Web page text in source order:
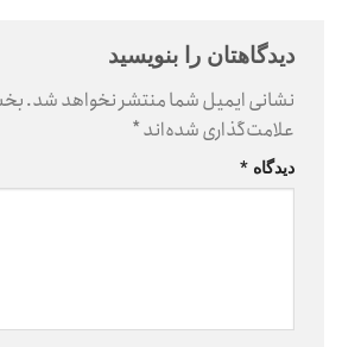
دیدگاهتان را بنویسید
نشانی ایمیل شما منتشر نخواهد شد.
علامت‌گذاری شده‌اند*
دیدگاه *